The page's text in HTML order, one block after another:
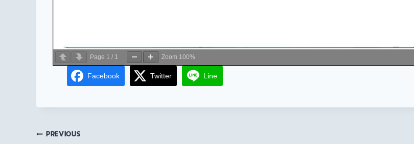
Page 1 / 1 Zoom 100%
Facebook Twitter Line
PREVIOUS